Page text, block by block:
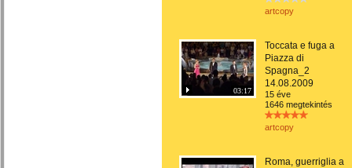
artcopy
03:17
Toccata e fuga a
Piazza di
Spagna_2
14.08.2009
15 éve
1646 megtekintés
artcopy
Roma, guerriglia a